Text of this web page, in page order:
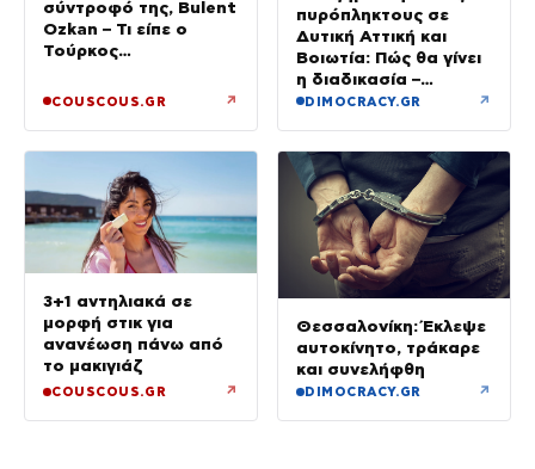
σύντροφό της, Bulent
Ozkan – Τι είπε ο
Τούρκος
κάμερα
COUSCOUS.GR ↗
πυρόπληκτους σε
Δυτική Αττική και
Βοιωτία: Πώς θα γίνει
η διαδικασία –
Ξεκινούν τη Δευτέρα
DIMOCRACY.GR ↗
3+1 αντηλιακά σε
μορφή στικ για
ανανέωση πάνω από
το μακιγιάζ
COUSCOUS.GR ↗
Θεσσαλονίκη: Έκλεψε
αυτοκίνητο, τράκαρε
και συνελήφθη
DIMOCRACY.GR ↗